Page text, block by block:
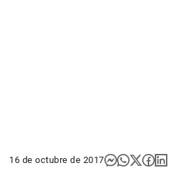
16 de octubre de 2017